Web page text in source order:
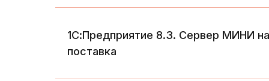
1С:Предприятие 8.3. Сервер МИНИ
поставка